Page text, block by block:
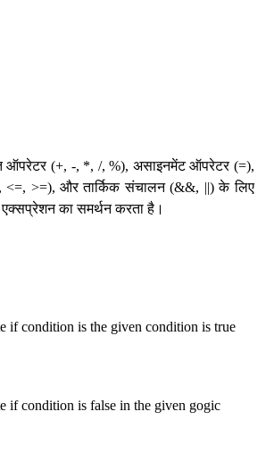
ऑपरेटर (+, -, *, /, %), असाइनमेंट ऑपरेटर (=),
<=, >=), और तार्किक संचालन (&&, ||) के लिए
का समर्थन करता है।
if condition is the given condition is true
if condition is false in the given gogic